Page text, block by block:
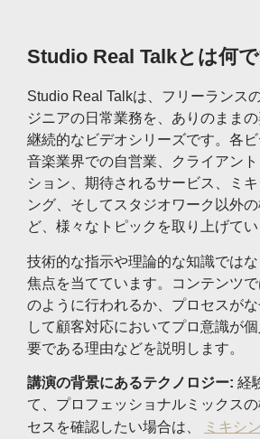
Studio Real Talkとは何
Studio Real Talkは、フリーランス
ジニアの日常業務を、ありのまま
継続的なビデオシリーズです。各ビ
音楽業界での自営業、クライアン
ション、期待されるサービス、ミ
ング、そしてスタジオワーク以外
ど、様々なトピックを取り上げてい
技術的な指示や理論的な知識では
焦点を当てています。コンテンツ
のように行われるか、プロセスが
して顧客対応においてプロ意識が
要である理由などを説明します。
講演の背景にあるテクノロジー: 経
て、プロフェッショナルミックス
セスを確認したい場合は、
ミキシ